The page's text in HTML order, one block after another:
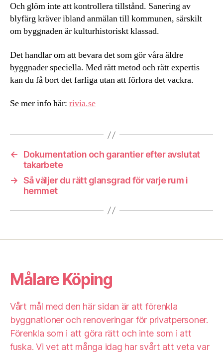
Och glöm inte att kontrollera tillstånd. Sanering av
blyfärg kräver ibland anmälan till kommunen, särskilt
om byggnaden är kulturhistoriskt klassad.
Det handlar om att bevara det som gör våra äldre
byggnader speciella. Med rätt metod och rätt expertis
kan du få bort det farliga utan att förlora det vackra.
Se mer info här: rivia.se
←
Dokumentation och garantier efter avslutat
takarbete
→ Så väljer du rätt glansgrad för varje rum i
hemmet
Målare Köping
Vårt mål med den här sidan är att förenkla
byggnationer och renoveringar för privatpersoner.
Förenkla som i att göra rätt och inte som i att
fuska. Vi vet att många idag har svårt att veta var